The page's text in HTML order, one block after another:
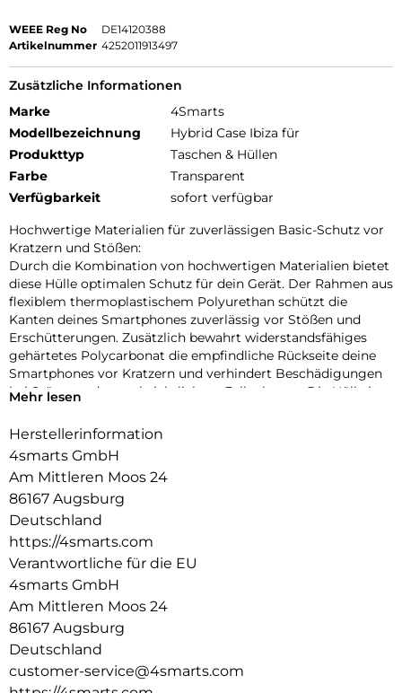
WEEE Reg No
DE14120388
Artikelnummer 4252011913497
Zusätzliche Informationen
Marke
4Smarts
Modellbezeichnung
Hybrid Case Ibiza für
Produkttyp
Taschen & Hüllen
Farbe
Transparent
Verfügbarkeit
sofort verfügbar
Hochwertige Materialien für zuverlässigen Basic-Schutz vor
Kratzern und Stößen:
Durch die Kombination von hochwertigen Materialien bietet
diese Hülle optimalen Schutz für dein Gerät. Der Rahmen aus
flexiblem thermoplastischem Polyurethan schützt die
Kanten deines Smartphones zuverlässig vor Stößen und
Erschütterungen. Zusätzlich bewahrt widerstandsfähiges
gehärtetes Polycarbonat die empfindliche Rückseite deine
Smartphones vor Kratzern und verhindert Beschädigungen
bei Stürzen oder unabsichtlichem Fallenlassen. Die Hülle ist
ohne zu brechen.
Erschütterungen:
Dank der integrierten Stoßabsorber kannst du dich darauf
verlassen, dass dein Smartphone bei unvorhergesehenen
Stößen oder Erschütterungen optimal geschützt ist. Egal ob
es dir aus der Hand oder vom Tisch fällt oder in deiner
Tasche hin und her geworfen wird. Das Dämpfungssystem
absorbiert die auftretende Energie beim Aufprall und schützt
so die empfindlichen Ecken deines Smartphones zuverlässig
vor Beschädigungen.
Erhöhter Rand für verbesserten Kantenschutz und
angenehme Haptik:
die Seiten des Displays vor Kratzern und Absplitterungen, die
Mehr lesen
Herstellerinformation
4smarts GmbH
Am Mittleren Moos 24
86167 Augsburg
Deutschland
https://4smarts.com
Verantwortliche für die EU
4smarts GmbH
Am Mittleren Moos 24
86167 Augsburg
Deutschland
customer-service@4smarts.com